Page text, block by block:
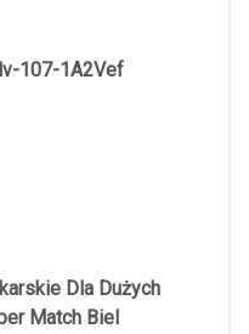
107-1A2Vef
Dla Dużych
Match Biel